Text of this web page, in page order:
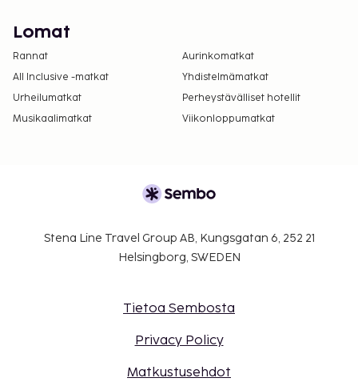
Lomat
Rannat
Aurinkomatkat
All Inclusive -matkat
Yhdistelmämatkat
Urheilumatkat
Perheystävälliset hotellit
Musikaalimatkat
Viikonloppumatkat
Stena Line Travel Group AB, Kungsgatan 6, 252 21
Helsingborg, SWEDEN
Tietoa Sembosta
Privacy Policy
Matkustusehdot